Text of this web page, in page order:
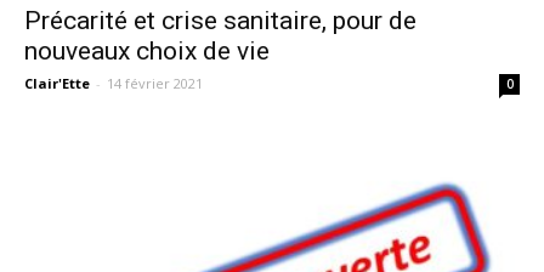
Précarité et crise sanitaire, pour de
nouveaux choix de vie
Clair'Ette - 14 février 2021 0